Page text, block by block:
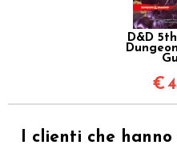
D&D
€
I clienti che